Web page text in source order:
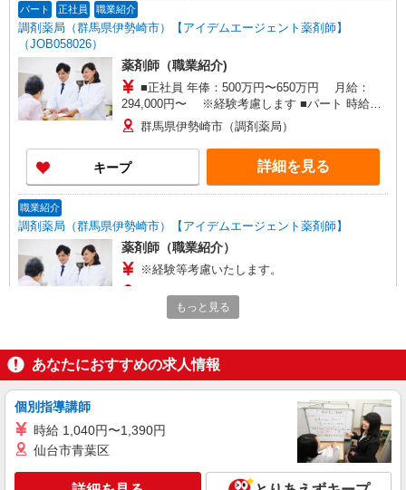
パート 正社員 職業紹介
調剤薬局（群馬県伊勢崎市）【アイデムエージェント薬剤師】
（JOB058026）
薬剤師（職業紹介)
■正社員 年俸：500万円〜650万円 月給：
294,000円〜 ※経験考慮します ■パート 時給：
2000円以上
群馬県伊勢崎市（調剤薬局）
キープ 詳細を見る
職業紹介
調剤薬局（群馬県伊勢崎市）【アイデムエージェント薬剤師】
薬剤師（職業紹介）
※経験等考慮いたします。
群馬県伊勢崎市 【変更の範囲：会社の定める
キープ 詳細を見る
パート 正社員 職業紹介
調剤薬局（群馬県伊勢崎市）【アイデムエージェント薬剤師】
（JOB058027）
294,000円〜 ※経験考慮します ■パート 時給：
もっと見る
あなたにおすすめの求人情報
個別指導講師
時給 1,040円〜1,390円
仙台市青葉区